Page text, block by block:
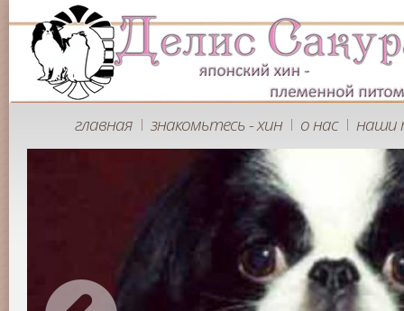
главная | знакомьтесь - хин | о нас | наши